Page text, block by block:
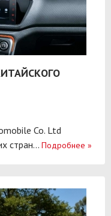
Co. Ltd
стран... Подробнее »